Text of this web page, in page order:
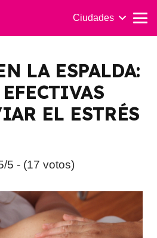
Ciudades
LA ESPALDA:
EL ESTRÉS
5 - (17 votos)